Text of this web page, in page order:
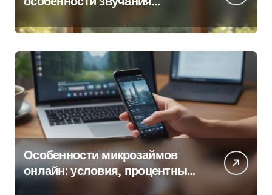
Особенности микрозаймов
онлайн: условия, процентные
ставки и порядок оформления